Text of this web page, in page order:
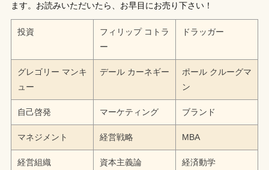
ます。お読みいただいたら、お早目にお売り下さい！
投資
フィリップ コトラ
ー
ドラッガー
グレゴリー マンキ
ュー
デール カーネギー
ポール クルーグマ
ン
自己啓発 マーケティング ブランド
マネジメント 経営戦略 MBA
経営組織 資本主義論 経済動学